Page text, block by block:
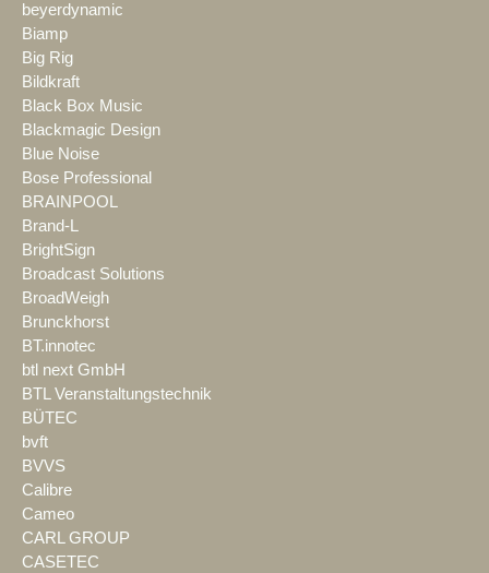
beyerdynamic
Biamp
Big Rig
Bildkraft
Black Box Music
Blackmagic Design
Blue Noise
Bose Professional
BRAINPOOL
Brand-L
BrightSign
Broadcast Solutions
BroadWeigh
Brunckhorst
BT.innotec
btl next GmbH
BTL Veranstaltungstechnik
BÜTEC
bvft
BVVS
Calibre
Cameo
CARL GROUP
CASETEC